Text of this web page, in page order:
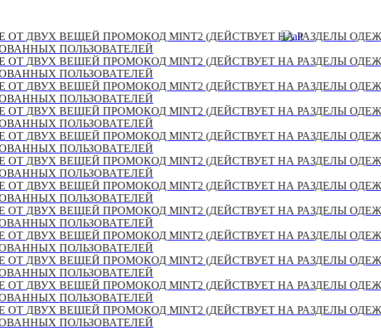
ВЕЩЕЙ ПРОМОКОД MINT2 (ДЕЙСТВУЕТ НА РАЗДЕЛЫ ОДЕЖДА И
ПОЛЬЗОВАТЕЛЕЙ
ВЕЩЕЙ ПРОМОКОД MINT2 (ДЕЙСТВУЕТ НА РАЗДЕЛЫ ОДЕЖДА И
ПОЛЬЗОВАТЕЛЕЙ
ВЕЩЕЙ ПРОМОКОД MINT2 (ДЕЙСТВУЕТ НА РАЗДЕЛЫ ОДЕЖДА И
ПОЛЬЗОВАТЕЛЕЙ
ВЕЩЕЙ ПРОМОКОД MINT2 (ДЕЙСТВУЕТ НА РАЗДЕЛЫ ОДЕЖДА И
ПОЛЬЗОВАТЕЛЕЙ
ВЕЩЕЙ ПРОМОКОД MINT2 (ДЕЙСТВУЕТ НА РАЗДЕЛЫ ОДЕЖДА И
ПОЛЬЗОВАТЕЛЕЙ
ВЕЩЕЙ ПРОМОКОД MINT2 (ДЕЙСТВУЕТ НА РАЗДЕЛЫ ОДЕЖДА И
ПОЛЬЗОВАТЕЛЕЙ
ВЕЩЕЙ ПРОМОКОД MINT2 (ДЕЙСТВУЕТ НА РАЗДЕЛЫ ОДЕЖДА И
ПОЛЬЗОВАТЕЛЕЙ
ВЕЩЕЙ ПРОМОКОД MINT2 (ДЕЙСТВУЕТ НА РАЗДЕЛЫ ОДЕЖДА И
ПОЛЬЗОВАТЕЛЕЙ
ВЕЩЕЙ ПРОМОКОД MINT2 (ДЕЙСТВУЕТ НА РАЗДЕЛЫ ОДЕЖДА И
ПОЛЬЗОВАТЕЛЕЙ
ВЕЩЕЙ ПРОМОКОД MINT2 (ДЕЙСТВУЕТ НА РАЗДЕЛЫ ОДЕЖДА И
ПОЛЬЗОВАТЕЛЕЙ
ВЕЩЕЙ ПРОМОКОД MINT2 (ДЕЙСТВУЕТ НА РАЗДЕЛЫ ОДЕЖДА И
ПОЛЬЗОВАТЕЛЕЙ
ВЕЩЕЙ ПРОМОКОД MINT2 (ДЕЙСТВУЕТ НА РАЗДЕЛЫ ОДЕЖДА И
ПОЛЬЗОВАТЕЛЕЙ